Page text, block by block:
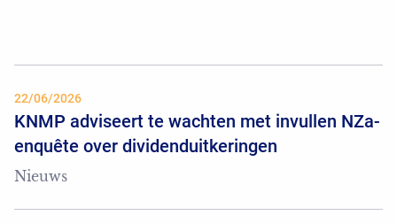
22/06/2026
KNMP adviseert te wachten met invullen NZa-
enquête over dividenduitkeringen
Nieuws